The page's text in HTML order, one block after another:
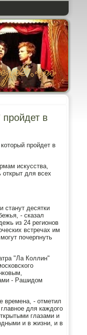
в
пройдет в
искусства,
для всех
станут десятки
- сказал
из 24 регионов
встречах им
почерпнуть
"Ла Коллин"
- Рашидом
времена, - отметил
для каждого
глазами и
и в жизни, и в